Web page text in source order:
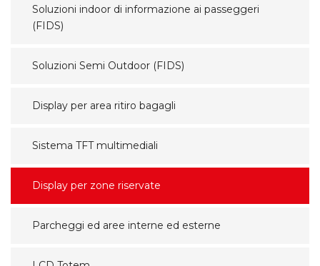
Soluzioni indoor di informazione ai passeggeri
(FIDS)
Soluzioni Semi Outdoor (FIDS)
Display per area ritiro bagagli
Sistema TFT multimediali
Display per zone riservate
Parcheggi ed aree interne ed esterne